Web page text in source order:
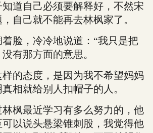
自己必须要解释好，不然宋
自己就不能再去林枫家了。
，冷冷地说道：“我只是把
有那方面的意思。
态度，是因为我不希望妈妈
相就给别人扣帽子的人。
最近学习有多么努力的，他
以说头悬梁锥刺股，我觉得他